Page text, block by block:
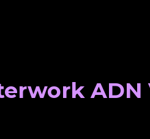
ADN